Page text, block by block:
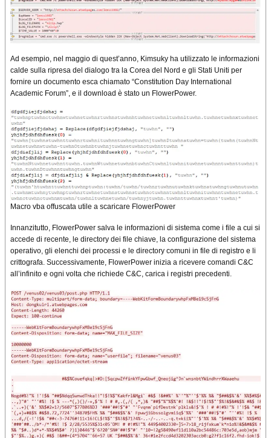
Ad esempio, nel maggio di quest’anno, Kimsuky ha utilizzato le informazioni
calde sulla ripresa del dialogo tra la Corea del Nord e gli Stati Uniti per
fornire un documento esca chiamato “Constitution Day International
Academic Forum”, e il download è stato un FlowerPower.
Macro vba offuscata utile a scaricare FlowerPower
Innanzitutto, FlowerPower salva le informazioni di sistema come i file a cui si
accede di recente, le directory dei file chiave, la configurazione del sistema
operativo, gli elenchi dei processi e le directory comuni in file di registro e li
crittografa. Successivamente, FlowerPower inizia a ricevere comandi C&C
all’infinito e ogni volta che richiede C&C, carica i registri precedenti.